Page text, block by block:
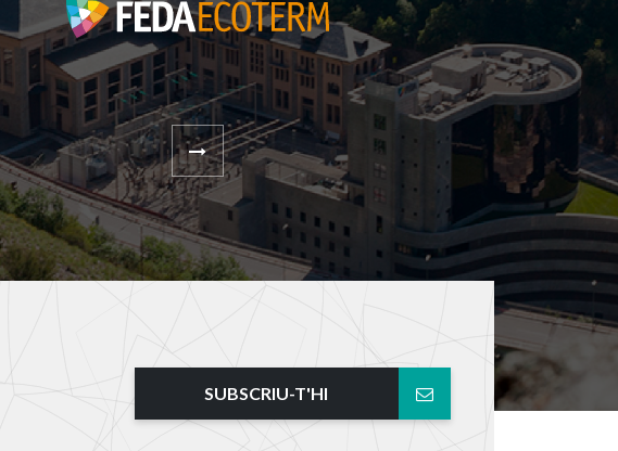
SUBSCRIU-T'HI